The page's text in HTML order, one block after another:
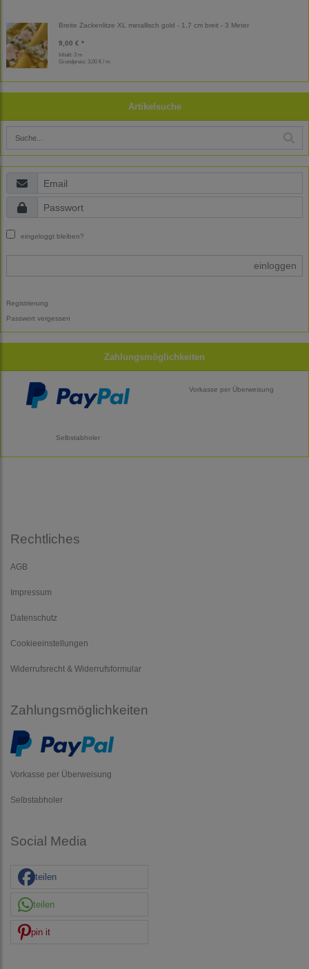
Breite Zackenlitze XL metallisch gold - 1,7 cm breit - 3 Meter
9,00 € *
Inhalt: 3 m
Grundpreis: 3,00 € / m
Artikelsuche
eingeloggt bleiben?
einloggen
Registrierung
Passwort vergessen
Zahlungsmöglichkeiten
Vorkasse per Überweisung
Selbstabholer
Rechtliches
AGB
Impressum
Datenschutz
Cookieeinstellungen
Widerrufsrecht & Widerrufsformular
Zahlungsmöglichkeiten
Vorkasse per Überweisung
Selbstabholer
Social Media
teilen
teilen
pin it